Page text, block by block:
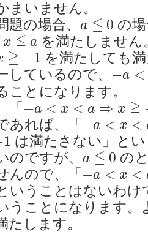
まいません。
題の場合、 a ≦ 0
a≦0 の
x ≦ a
a を満たしませ
≧ −1
≧−1
を満たしても
しているので、 −a <
− a<x
ことになります。
「 −a < x < a ⇒ x ≧
−a <x<a ⇒x≧ − 1
あれば、「 −a < x <
a< x<a
1 は満たさない」と
のですが、 a ≦ 0
a ≦0
の
んので、「 −a < x <
− a< x<a ⇒
いうことはないわけ
うことになります。
たします。